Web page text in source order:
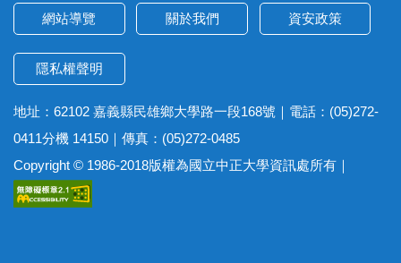
網站導覽 關於我們 資安政策
隱私權聲明
地址：62102 嘉義縣民雄鄉大學路一段168號｜電話：(05)272-
0411分機 14150｜傳真：(05)272-0485
Copyright © 1986-2018版權為國立中正大學資訊處所有｜